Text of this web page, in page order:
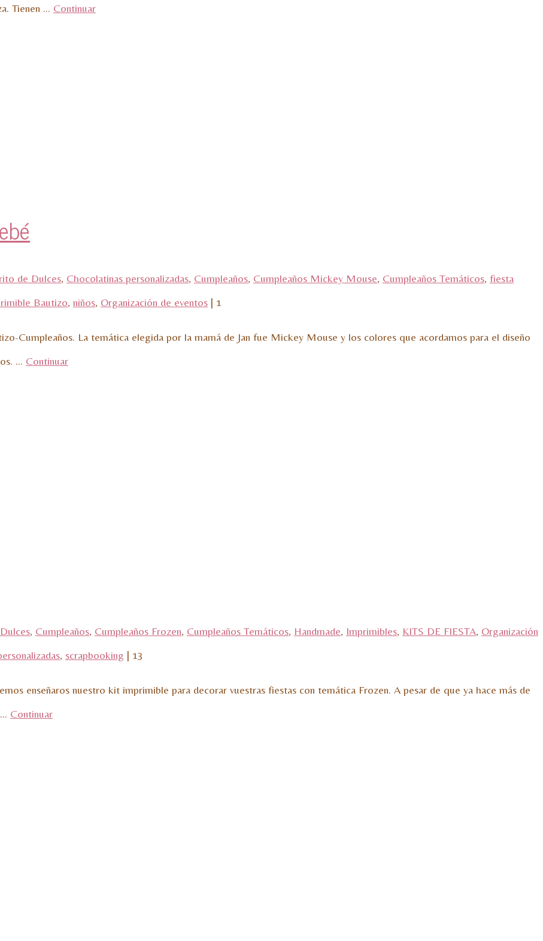
Tienen … Continuar
de Dulces, Chocolatinas personalizadas, Cumpleaños, Cumpleaños Mickey Mouse, Cumpleaños Temáticos, fiesta
Bautizo, niños, Organización de eventos | 1
Cumpleaños. La temática elegida por la mamá de Jan fue Mickey Mouse y los colores que acordamos para el diseño
… Continuar
, Cumpleaños, Cumpleaños Frozen, Cumpleaños Temáticos, Handmade, Imprimibles, KITS DE FIESTA, Organización
, scrapbooking | 13
enseñaros nuestro kit imprimible para decorar vuestras fiestas con temática Frozen. A pesar de que ya hace más de
Continuar